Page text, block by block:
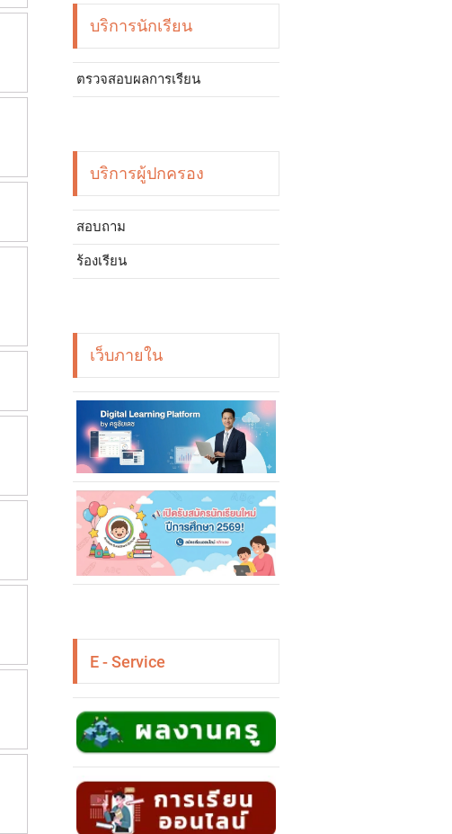
บริการนักเรียน
ตรวจสอบผลการเรียน
บริการผู้ปกครอง
สอบถาม
ร้องเรียน
เว็บภายใน
E - Service